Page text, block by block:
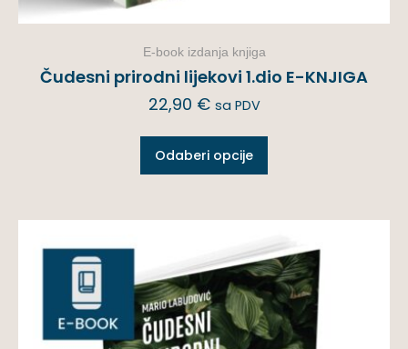
E-book izdanja knjiga
Čudesni prirodni lijekovi 1.dio E-KNJIGA
22,90 € sa PDV
Odaberi opcije